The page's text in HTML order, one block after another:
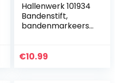
Hallenwerk 101934
Bandenstift,
bandenmarkeersti
ft, waterbestendig,
€10.99